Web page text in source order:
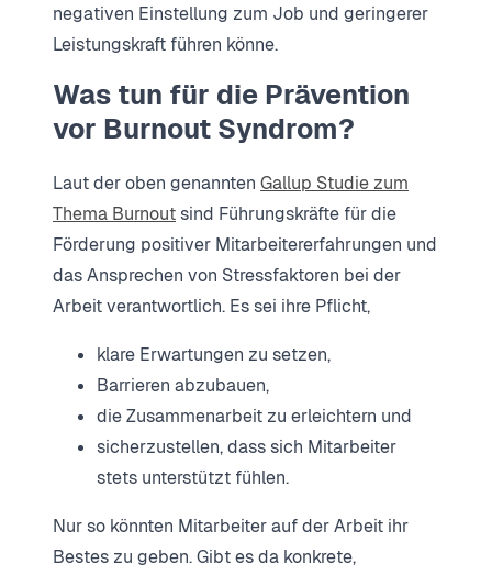
negativen Einstellung zum Job und geringerer
Leistungskraft führen könne.
Was tun für die Prävention
vor Burnout Syndrom?
Laut der oben genannten Gallup Studie zum
Thema Burnoutsind Führungskräfte für die
Förderung positiver Mitarbeitererfahrungen und
das Ansprechen von Stressfaktoren bei der
Arbeit verantwortlich. Es sei ihre Pflicht,
klare Erwartungen zu setzen,
Barrieren abzubauen,
die Zusammenarbeit zu erleichtern und
sicherzustellen, dass sich Mitarbeiter
stets unterstützt fühlen.
Nur so könnten Mitarbeiter auf der Arbeit ihr
Bestes zu geben. Gibt es da konkrete,